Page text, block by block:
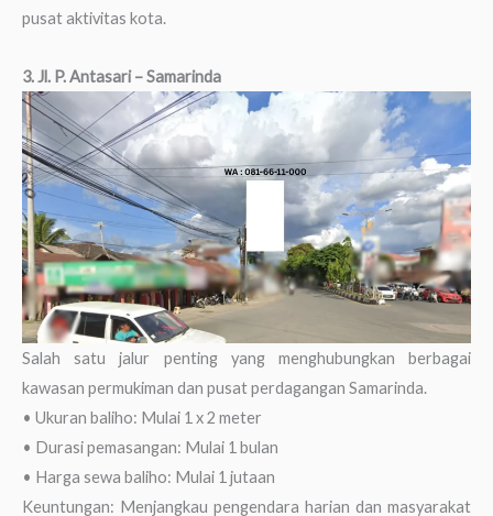
pusat aktivitas kota.
3. Jl. P. Antasari – Samarinda
Salah satu jalur penting yang menghubungkan berbagai
kawasan permukiman dan pusat perdagangan Samarinda.
• Ukuran baliho: Mulai 1 x 2 meter
• Durasi pemasangan: Mulai 1 bulan
• Harga sewa baliho: Mulai 1 jutaan
Keuntungan: Menjangkau pengendara harian dan masyarakat